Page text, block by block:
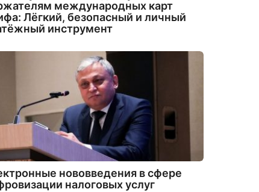
международных карт
Лёгкий, безопасный и личный
инструмент
нововведения в сфере
налоговых услуг